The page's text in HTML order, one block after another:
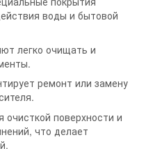
воды и бытовой
легко очищать и
ремонт или замену
очисткой поверхности и
что делает